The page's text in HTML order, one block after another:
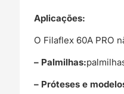
Aplicações:
O Filaflex 60A PRO
– Palmilhas:
– Próteses e